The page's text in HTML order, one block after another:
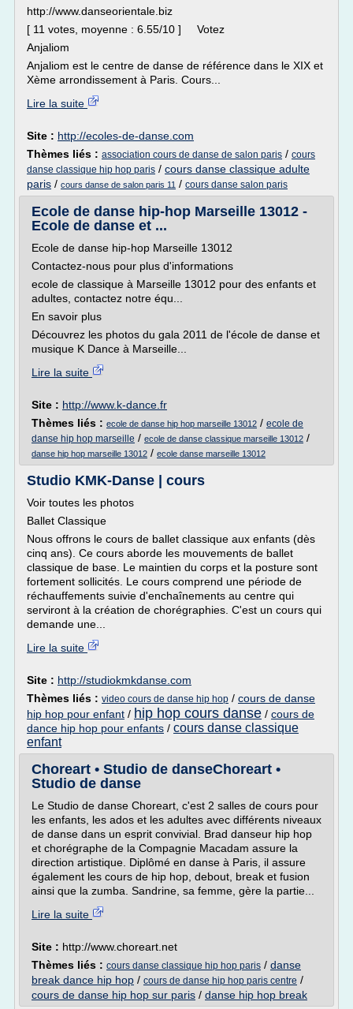
http://www.danseorientale.biz
[ 11 votes, moyenne : 6.55/10 ] Votez
Anjaliom
Anjaliom est le centre de danse de référence dans le XIX et
Xème arrondissement à Paris. Cours...
Lire la suite
Site : http://ecoles-de-danse.com
Thèmes liés : association cours de danse de salon paris / cours
danse classique hip hop paris / cours danse classique adulte
paris / cours danse de salon paris 11 / cours danse salon paris
Ecole de danse hip-hop Marseille 13012 -
Ecole de danse et ...
Ecole de danse hip-hop Marseille 13012
Contactez-nous pour plus d'informations
ecole de classique à Marseille 13012 pour des enfants et
adultes, contactez notre équ...
En savoir plus
Découvrez les photos du gala 2011 de l'école de danse et
musique K Dance à Marseille...
Lire la suite
Site : http://www.k-dance.fr
Thèmes liés : ecole de danse hip hop marseille 13012 / ecole de
danse hip hop marseille / ecole de danse classique marseille 13012 /
danse hip hop marseille 13012 / ecole danse marseille 13012
Studio KMK-Danse | cours
Voir toutes les photos
Ballet Classique
Nous offrons le cours de ballet classique aux enfants (dès
cinq ans). Ce cours aborde les mouvements de ballet
classique de base. Le maintien du corps et la posture sont
fortement sollicités. Le cours comprend une période de
réchauffements suivie d'enchaînements au centre qui
serviront à la création de chorégraphies. C'est un cours qui
demande une...
Lire la suite
Site : http://studiokmkdanse.com
Thèmes liés : video cours de danse hip hop / cours de danse
hip hop pour enfant / hip hop cours danse / cours de
dance hip hop pour enfants / cours danse classique
enfant
Choreart • Studio de danseChoreart •
Studio de danse
Le Studio de danse Choreart, c'est 2 salles de cours pour
les enfants, les ados et les adultes avec différents niveaux
de danse dans un esprit convivial. Brad danseur hip hop
et chorégraphe de la Compagnie Macadam assure la
direction artistique. Diplômé en danse à Paris, il assure
également les cours de hip hop, debout, break et fusion
ainsi que la zumba. Sandrine, sa femme, gère la partie...
Lire la suite
Site : http://www.choreart.net
Thèmes liés : cours danse classique hip hop paris / danse
break dance hip hop / cours de danse hip hop paris centre /
cours de danse hip hop sur paris / danse hip hop break